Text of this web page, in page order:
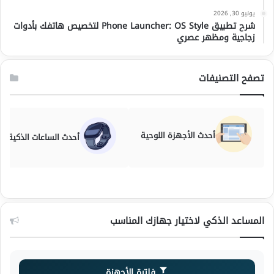
يونيو 30, 2026
شرح تطبيق Phone Launcher: OS Style لتخصيص هاتفك بأدوات
زجاجية ومظهر عصري
تصفح التصنيفات
أحدث الأجهزة اللوحية أحدث الساعات الذكية
المساعد الذكي لاختيار جهازك المناسب